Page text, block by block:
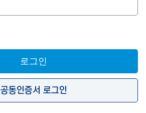
로그인
공동인증서 로그인